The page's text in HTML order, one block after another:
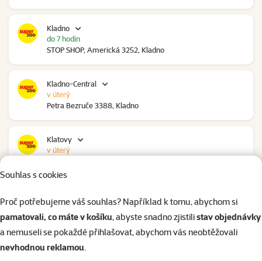
Souhlas s cookies
Proč potřebujeme váš souhlas? Například k tomu, abychom si
pamatovali, co máte v košíku, abyste snadno zjistilistav objednávky
a nemuseli se pokaždé přihlašovat, abychom vás neobtěžovali
nevhodnou reklamou.
Kladno
STOP SHOP, Americká 3252, Kladno
do 7 hodin
Kladno-Central
Petra Bezruče 3388, Kladno
v úterý
Klatovy
v úterý
Polepská 979, Kolín
do 6 hodin
Kolín Ovčáry